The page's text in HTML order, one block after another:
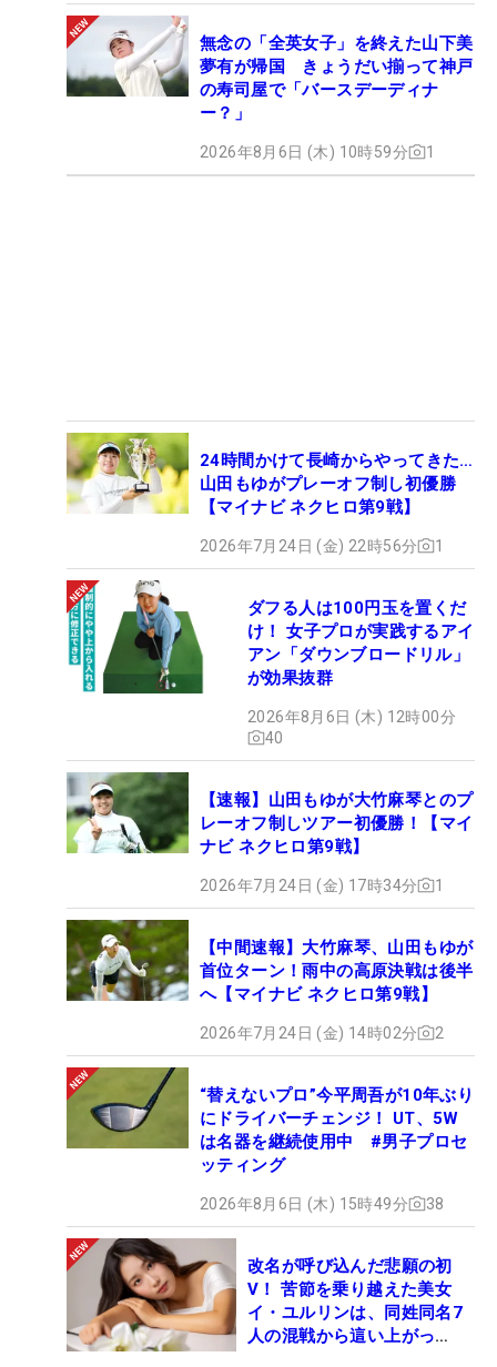
無念の「全英女子」を終えた山下美
夢有が帰国 きょうだい揃って神戸
の寿司屋で「バースデーディナ
ー？」
2026年8月6日 (木) 10時59分 1
24時間かけて長崎からやってきた…
山田もゆがプレーオフ制し初優勝
【マイナビ ネクヒロ第9戦】
2026年7月24日 (金) 22時56分 1
ダフる人は100円玉を置くだ
け！ 女子プロが実践するアイ
アン「ダウンブロードリル」
が効果抜群
2026年8月6日 (木) 12時00分
40
【速報】山田もゆが大竹麻琴とのプ
レーオフ制しツアー初優勝！【マイ
ナビ ネクヒロ第9戦】
2026年7月24日 (金) 17時34分 1
【中間速報】大竹麻琴、山田もゆが
首位ターン！雨中の高原決戦は後半
へ【マイナビ ネクヒロ第9戦】
2026年7月24日 (金) 14時02分 2
“替えないプロ”今平周吾が10年ぶり
にドライバーチェンジ！ UT、5W
は名器を継続使用中 #男子プロセ
ッティング
2026年8月6日 (木) 15時49分 38
改名が呼び込んだ悲願の初
V！ 苦節を乗り越えた美女
イ・ユルリンは、同姓同名7
人の混戦から這い上がっ